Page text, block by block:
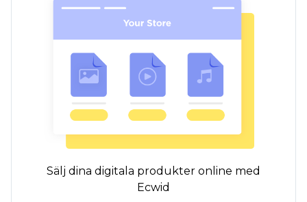
Sälj dina digitala produkter online med
Ecwid